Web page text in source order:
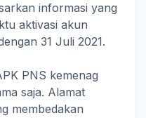
informasi yang
aktivasi akun
31 Juli 2021.
PNS kemenag
saja. Alamat
membedakan